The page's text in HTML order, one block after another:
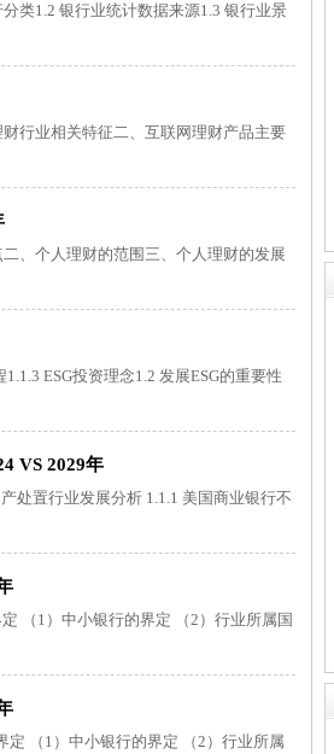
类1.2 银行业统计数据来源1.3 银行业景
行业相关特征二、互联网理财产品主要
、个人理财的范围三、个人理财的发展
ESG投资理念1.2 发展ESG的重要性
VS 2029年
处置行业发展分析 1.1.1 美国商业银行不
（1）中小银行的界定 （2）行业所属国
（1）中小银行的界定 （2）行业所属